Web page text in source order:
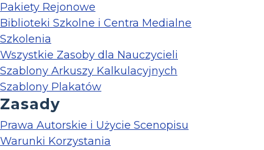
Pakiety Rejonowe
Biblioteki Szkolne i Centra Medialne
Szkolenia
Wszystkie Zasoby dla Nauczycieli
Szablony Arkuszy Kalkulacyjnych
Szablony Plakatów
Zasady
Prawa Autorskie i Użycie Scenopisu
Warunki Korzystania